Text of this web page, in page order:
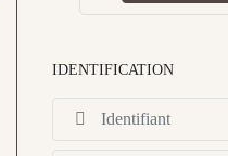
IDENTIFICATION